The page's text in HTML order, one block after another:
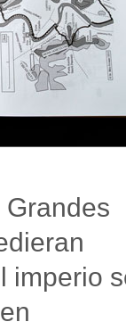
imperio